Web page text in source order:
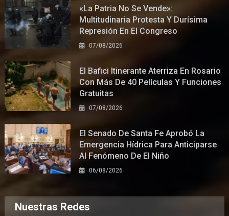
«La Patria No Se Vende»:
Multitudinaria Protesta Y Durísima
Represión En El Congreso
07/08/2026
El Bafici Itinerante Aterriza En Rosario
Con Más De 40 Películas Y Funciones
Gratuitas
07/08/2026
El Senado De Santa Fe Aprobó La
Emergencia Hídrica Para Anticiparse
Al Fenómeno De El Niño
06/08/2026
Nuestras Redes